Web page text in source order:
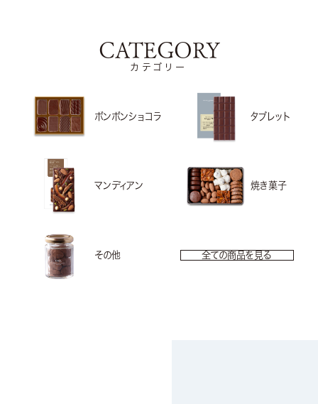
CATEGORY
カテゴリー
ボンボンショコラ タブレット
マンディアン 焼き菓子
その他 全ての商品を見る